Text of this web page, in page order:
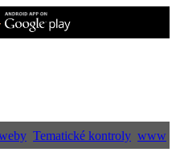
Tematické kontroly www